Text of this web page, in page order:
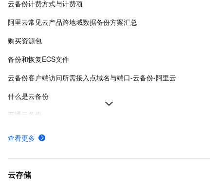
云备份计费方式与计费项
阿里云常见云产品跨地域数据备份方案汇总
购买资源包
备份和恢复ECS文件
云备份客户端访问所需接入点域名与端口-云备份-阿里云
什么是云备份
开通云备份
云备份各地域公网与VPC接入地址-云备份-阿里云
查看更多
云存储